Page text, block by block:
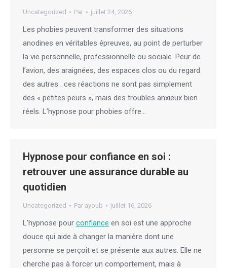
Uncategorized Par juillet 24, 2026
Les phobies peuvent transformer des situations
anodines en véritables épreuves, au point de perturber
la vie personnelle, professionnelle ou sociale. Peur de
l’avion, des araignées, des espaces clos ou du regard
des autres : ces réactions ne sont pas simplement
des « petites peurs », mais des troubles anxieux bien
réels. L’hypnose pour phobies offre…
Hypnose pour confiance en soi :
retrouver une assurance durable au
quotidien
Uncategorized Par ayoub juillet 16, 2026
L’hypnose pour confiance en soi est une approche
douce qui aide à changer la manière dont une
personne se perçoit et se présente aux autres. Elle ne
cherche pas à forcer un comportement, mais à